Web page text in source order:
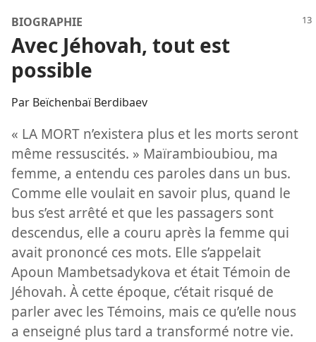
BIOGRAPHIE
Avec Jéhovah, tout est
possible
Par Beïchenbaï Berdibaev
« LA MORT n’existera plus et les morts seront
même ressuscités. » Maïrambioubiou, ma
femme, a entendu ces paroles dans un bus.
Comme elle voulait en savoir plus, quand le
bus s’est arrêté et que les passagers sont
descendus, elle a couru après la femme qui
avait prononcé ces mots. Elle s’appelait
Apoun Mambetsadykova et était Témoin de
Jéhovah. À cette époque, c’était risqué de
parler avec les Témoins, mais ce qu’elle nous
a enseigné plus tard a transformé notre vie.